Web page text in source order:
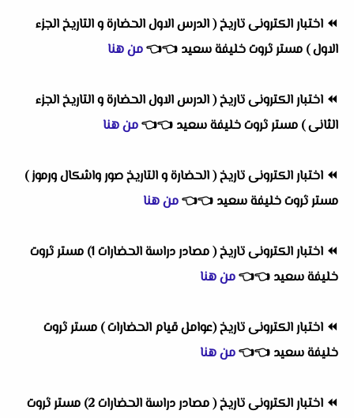
⏪ اختبار الكترونى تاريخ ( الدرس الاول الحضارة و التاريخ الجزء
الاول ) مستر ثروت خليفة سعيد 👈
👈من هنا
⏪ اختبار الكترونى تاريخ ( الدرس الاول الحضارة و التاريخ الجزء
الثانى ) مستر ثروت خليفة سعيد 👈
👈من هنا
⏪ اختبار الكترونى تاريخ ( الحضارة و التاريخ صور واشكال ورموز )
مستر ثروت خليفة سعيد 👈
👈من هنا
⏪
اختبار الكترونى تاريخ ( مصادر دراسة الحضارات 1) مستر ثروت
خليفة سعيد 👈
👈من هنا
⏪ اختبار الكترونى تاريخ (عوامل قيام الحضارات ) مستر ثروت
خليفة سعيد 👈
👈من هنا
⏪
اختبار الكترونى تاريخ ( مصادر دراسة الحضارات 2) مستر ثروت